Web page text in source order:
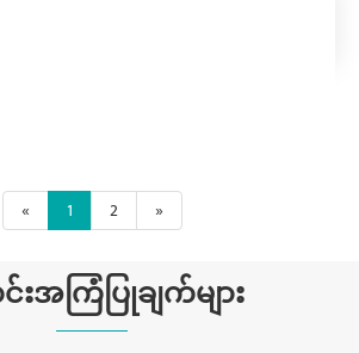
န်ထမ်းမည်မျှရှိသနည်း။
« 1 2 »
အကြံပြုချက်များ